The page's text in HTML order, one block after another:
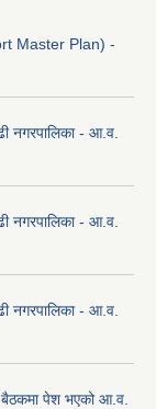
Master Plan) -
नगरपालिका - आ.व.
नगरपालिका - आ.व.
नगरपालिका - आ.व.
पेश भएको आ.व.